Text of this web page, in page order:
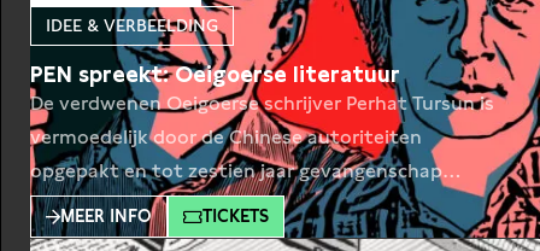
IDEE & VERBEELDING
PEN spreekt: Oeigoerse literatuur
De verdwenen Oeigoerse schrijver Perhat Tursun is
vermoedelijk door de Chinese autoriteiten
opgepakt en tot zestien jaar gevangenschap
veroordeeld. De Oeigoerse dichter en activist Tahir
Hamut Izgil leeft intussen in ballingschap, omdat
MEER INFO TICKETS